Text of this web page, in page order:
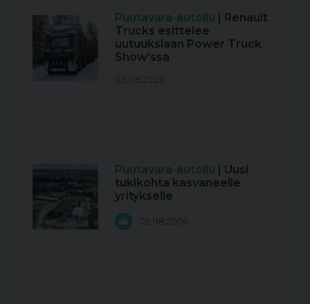
Puutavara-autoilu | Renault
Trucks esittelee
uutuuksiaan Power Truck
Show'ssa
03.08.2026
Puutavara-autoilu | Uusi
tukikohta kasvaneelle
yritykselle
02.08.2026